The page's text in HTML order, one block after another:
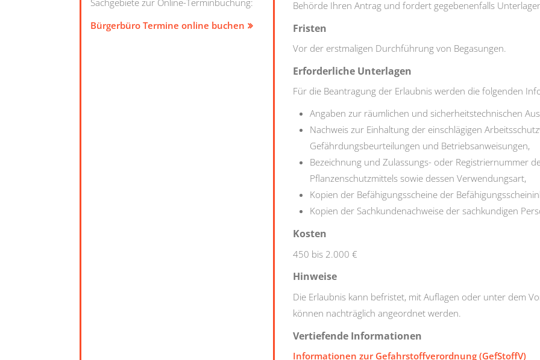
Sachgebiete zur Online-Terminbuchung:
Bürgerbüro Termine online buchen
Behörde Ihren Antrag und fordert gegebenenfalls Unterlagen
Fristen
Vor der erstmaligen Durchführung von Begasungen.
Erforderliche Unterlagen
Für die Beantragung der Erlaubnis werden die folgenden
Angaben zur räumlichen und sicherheitstechnischen
Nachweis zur Einhaltung der einschlägigen
Gefährdungsbeurteilungen und Betriebsanweisungen,
Bezeichnung und Zulassungs- oder Registriernummer
Pflanzenschutzmittels sowie dessen Verwendungsart,
Kopien der Befähigungsscheine der
Kopien der Sachkundenachweise der sachkundigen
Kosten
450 bis 2.000 €
Hinweise
Die Erlaubnis kann befristet, mit Auflagen oder unter dem
können nachträglich angeordnet werden.
Vertiefende Informationen
Informationen zur Gefahrstoffverordnung (GefStoffV)